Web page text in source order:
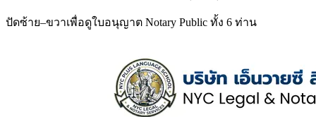
ปัดซ้าย–ขวาเพื่อดูใบอนุญาต Notary Public ทั้ง 6 ท่าน